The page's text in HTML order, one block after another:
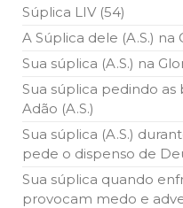
Súplica LIV (54)
A Súplica dele (A.S.) na
Sua súplica (A.S.) na
Sua súplica pedindo
Adão (A.S.)
Sua súplica (A.S.)
pede o dispenso de
Sua súplica quando
provocam medo e